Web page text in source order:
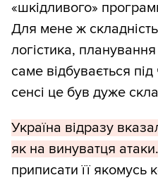
«шкідливого»
Для мене ж
логістика,
саме відбувається
сенсі це був дуже
Україна відразу
як на винуватця атаки.
приписати її якомусь